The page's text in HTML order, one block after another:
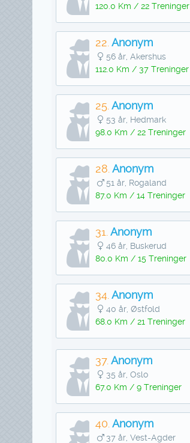
120.0 Km / 22 Treninger
22. Anonym
56 år, Akershus
112.0 Km / 37 Treninger
25. Anonym
53 år, Hedmark
98.0 Km / 22 Treninger
28. Anonym
51 år, Rogaland
87.0 Km / 14 Treninger
31. Anonym
46 år, Buskerud
80.0 Km / 15 Treninger
34. Anonym
40 år, Østfold
68.0 Km / 21 Treninger
37. Anonym
35 år, Oslo
67.0 Km / 9 Treninger
40. Anonym
37 år, Vest-Agder